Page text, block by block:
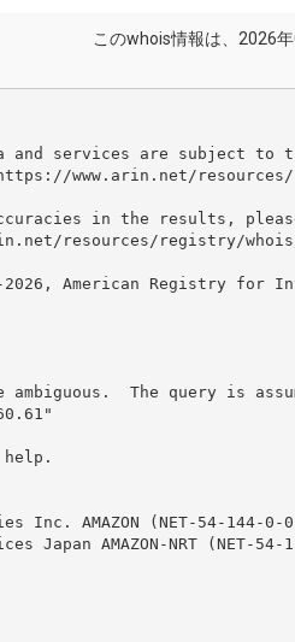
このwhois情報は、2026
and services are subject to
www.arin.net/
in the results,
resources/registry/
2026, American Registry for
ambiguous.  The query is
Inc. AMAZON (NET-54-
Japan AMAZON-NRT